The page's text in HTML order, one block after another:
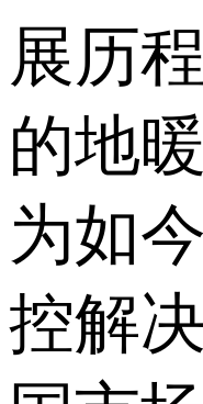
展历
的地
为如
控解